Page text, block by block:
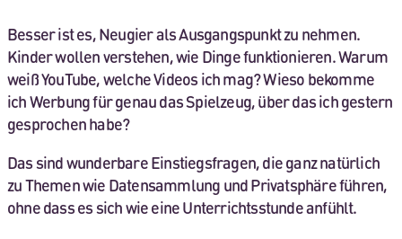
Besser ist es, Neugier als Ausgangspunkt zu nehmen.
Kinder wollen verstehen, wie Dinge funktionieren. Warum
weiß YouTube, welche Videos ich mag? Wieso bekomme
ich Werbung für genau das Spielzeug, über das ich gestern
gesprochen habe?
Das sind wunderbare Einstiegsfragen, die ganz natürlich
zu Themen wie Datensammlung und Privatsphäre führen,
ohne dass es sich wie eine Unterrichtsstunde anfühlt.